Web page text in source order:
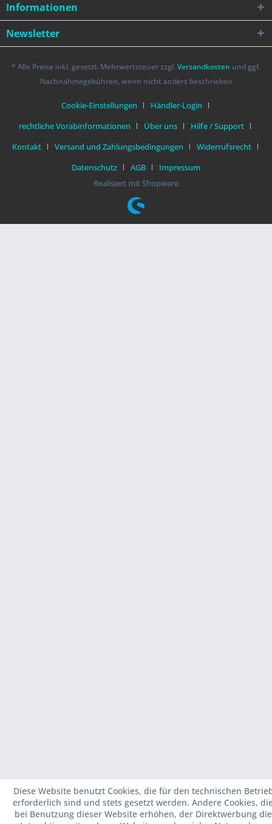
Informationen
Newsletter
* Alle Preise inkl. gesetzl. Mehrwertsteuer zzgl. Versandkosten und ggf.
Nachnahmegebühren, wenn nicht anders beschrieben
Cookie-Einstellungen
Händler-Login
rechtliche Vorabinformationen
Über uns
Hilfe / Support
Kontakt
Versand und Zahlungsbedingungen
Widerrufsrecht
Datenschutz
AGB
Impressum
Realisiert mit Shopware
Diese Website benutzt Cookies, die für den technischen
erforderlich sind und stets gesetzt werden. Andere Cookies,
bei Benutzung dieser Website erhöhen, der Direktwerbung